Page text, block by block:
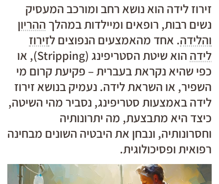
זירוז לידה הוא נושא רחב ומורכב המעסיק
נשים רבות, רופאים ומיילדות במהלך ההריון
והלידה. אחד מהאמצעים הנפוצים לזירוז
לידה
הוא שיטת הסטריפינג (Stripping), או
כפי שהיא נקראת בעברית – פקיעת קרום מי
השפיר, או השראת לידה. נעמיק בנושא זירוז
לידה באמצעות סטריפינג, נסביר מהי השיטה,
כיצד היא מתבצעת, מה יתרונותיה
וחסרונותיה, ונבחן את היבטיה השונים מבחינה
רפואית ופסיכולוגית.